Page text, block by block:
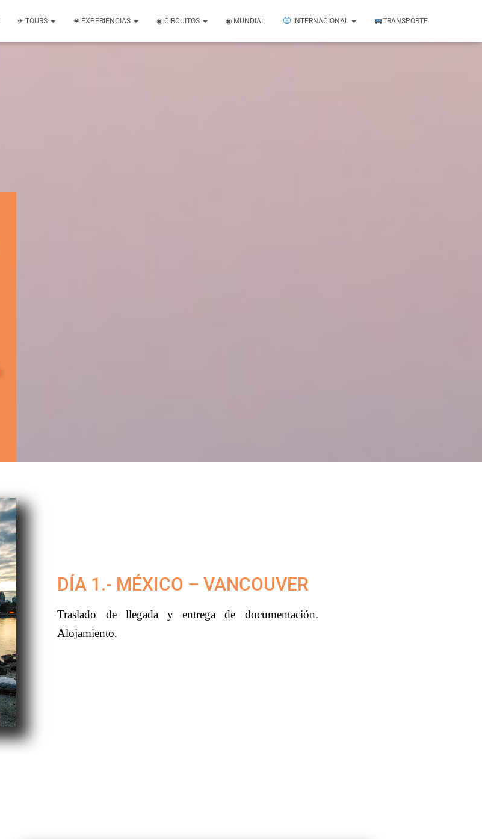
✈ TOURS ❀ EXPERIENCIAS ◉ CIRCUITOS ◉ MUNDIAL INTERNACIONAL TRANSPORTE
DÍA 1.- MÉXICO – VANCOUVER
Traslado de llegada y entrega de documentación.
Alojamiento.